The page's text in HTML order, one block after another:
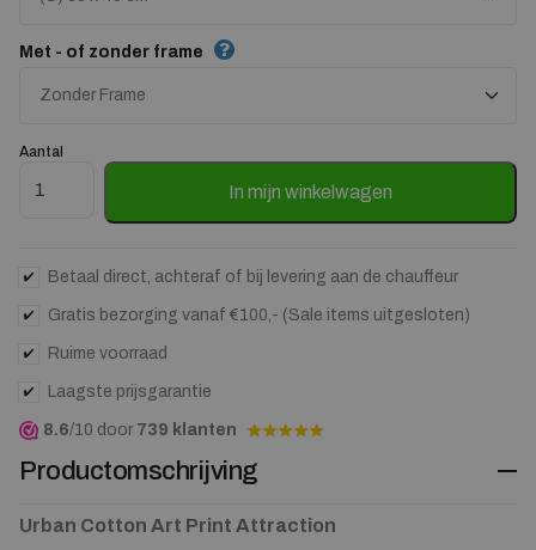
Met - of zonder frame
Aantal
Art Print Attraction - zelf samenstellen aantal
In mijn winkelwagen
Betaal direct, achteraf of bij levering aan de chauffeur
Gratis bezorging vanaf €100,- (Sale items uitgesloten)
Ruime voorraad
Laagste prijsgarantie
8.6/10 door 739 klanten
Productomschrijving
Urban Cotton Art Print Attraction